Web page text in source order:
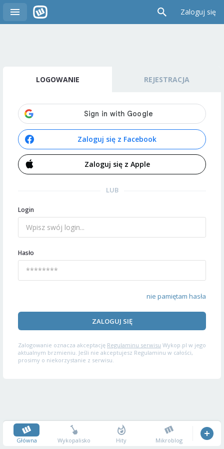
Zaloguj się
LOGOWANIE REJESTRACJA
Zaloguj się z Facebook
Zaloguj się z Apple
LUB
Login
Hasło
nie pamiętam hasła
ZALOGUJ SIĘ
Zalogowanie oznacza akceptację Regulaminu serwisu Wykop.pl w jego
aktualnym brzmieniu. Jeśli nie akceptujesz Regulaminu w całości,
prosimy o niekorzystanie z serwisu.
Główna Wykopalisko Hity Mikroblog